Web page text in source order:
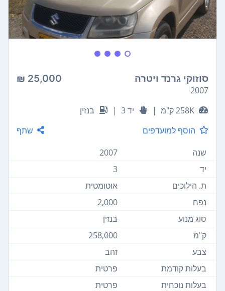
סוזוקי גרנד ויטרה 25,000 ₪
2007
258K ק"מ
| יד 3 |
בנזין
הוסף למועדפים
שתף
שנה
2007
יד
3
ת. הילוכים
אוטומטית
נפח
2,000
סוג מנוע
בנזין
ק"מ
258,000
צבע
זהב
בעלות קודמת
פרטית
בעלות נוכחית
פרטית